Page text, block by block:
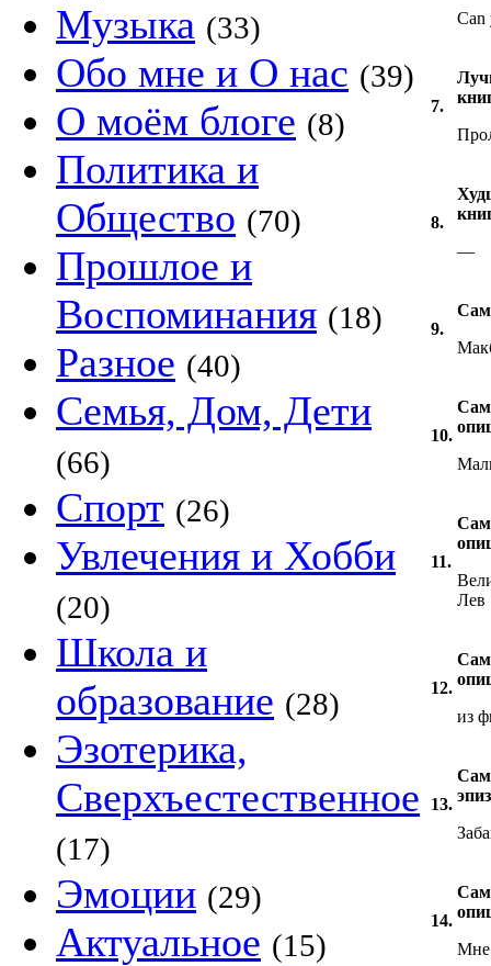
Музыка (33)
Обо мне и О нас (39)
О моём блоге (8)
Политика и
Общество (70)
Прошлое и
Воспоминания (18)
Разное (40)
Семья, Дом, Дети
(66)
Спорт (26)
Увлечения и Хобби
(20)
Школа и
образование (28)
Эзотерика,
Сверхъестественное
(17)
Эмоции (29)
Актуальное (15)
Can
7.
8.
—
9.
10.
11.
Лев
12.
из
13.
14.
Мне